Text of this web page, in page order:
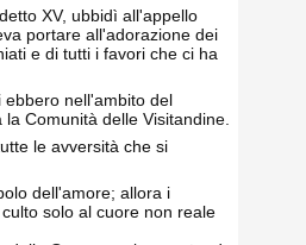
XV, ubbidì all'appello
portare all'adorazione dei
e di tutti i favori che ci ha
nell'ambito del
Comunità delle Visitandine.
le avversità che si
dell'amore; allora i
solo al cuore non reale